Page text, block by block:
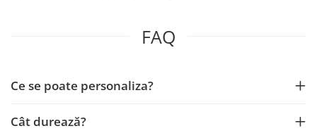
FAQ
Ce se poate personaliza?
Cât durează?